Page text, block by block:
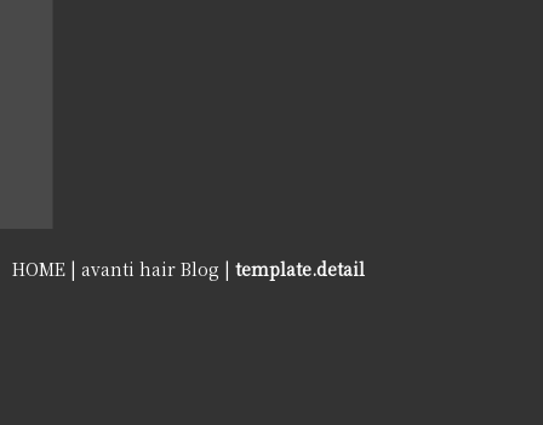
HOME | avanti hair Blog | template.detail